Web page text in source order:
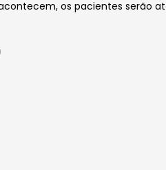
os pacientes serão